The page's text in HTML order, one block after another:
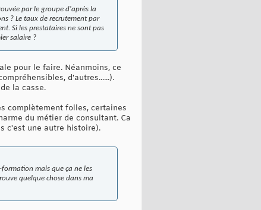
par le groupe d'après la
? Le taux de recrutement par
Si les prestataires ne sont pas
salaire ?
pour le faire. Néanmoins, ce
d'autres......).
la casse.
complètement folles, certaines
du métier de consultant. Ca
c'est une autre histoire).
mais que ça ne les
quelque chose dans ma